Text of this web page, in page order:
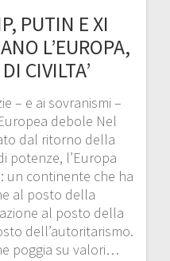
PUTIN E XI
L’EUROPA,
CIVILTA’
– e ai sovranismi –
debole Nel
dal ritorno della
potenze, l’Europa
un continente che ha
al posto della
al posto della
dell’autoritarismo.
poggia su valori…